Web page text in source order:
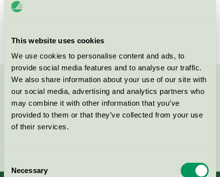
This website uses cookies
We use cookies to personalise content and ads, to
provide social media features and to analyse our traffic.
We also share information about your use of our site with
our social media, advertising and analytics partners who
may combine it with other information that you’ve
provided to them or that they’ve collected from your use
of their services.
Selection
Necessary
Kontakta oss på 08-55 55 24 00eller via formuläret: